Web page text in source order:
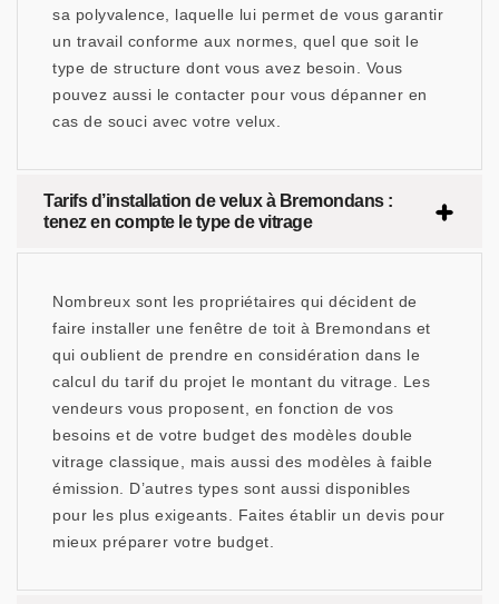
sa polyvalence, laquelle lui permet de vous garantir
un travail conforme aux normes, quel que soit le
type de structure dont vous avez besoin. Vous
pouvez aussi le contacter pour vous dépanner en
cas de souci avec votre velux.
Tarifs d’installation de velux à Bremondans :
tenez en compte le type de vitrage
Nombreux sont les propriétaires qui décident de
faire installer une fenêtre de toit à Bremondans et
qui oublient de prendre en considération dans le
calcul du tarif du projet le montant du vitrage. Les
vendeurs vous proposent, en fonction de vos
besoins et de votre budget des modèles double
vitrage classique, mais aussi des modèles à faible
émission. D’autres types sont aussi disponibles
pour les plus exigeants. Faites établir un devis pour
mieux préparer votre budget.